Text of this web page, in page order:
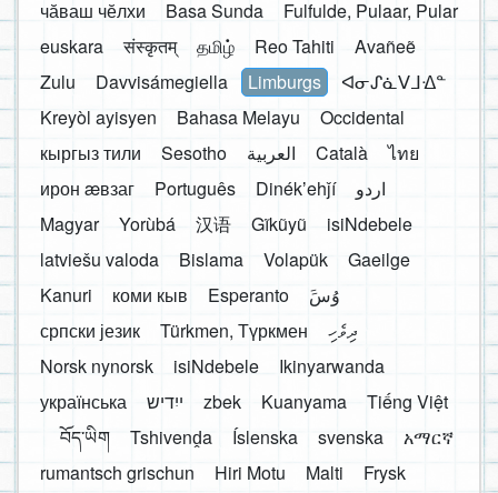
чӑваш чӗлхи
Basa Sunda
Fulfulde, Pulaar, Pular
euskara
संस्कृतम् தமிழ் Reo Tahiti
Avañeẽ
Zulu
Davvisámegiella Limburgs
ᐊᓂᔑᓈᐯᒧᐎᓐ
Kreyòl ayisyen
Bahasa Melayu
Occidental
кыргыз тили
Sesotho العربية Català
ไทย
ирон æвзаг
Português Dinékʼehǰí
اردو
Magyar
Yorùbá 汉语 Gĩkũyũ
isiNdebele
latviešu valoda
Bislama Volapük
Gaeilge
Kanuri
коми кыв Esperanto
َوُسَ
српски језик
Türkmen, Түркмен
ދިވެހި
Norsk nynorsk
isiNdebele
Ikinyarwanda
українська
ייִדיש zbek Kuanyama
Tiếng Việt
བོད་ཡིག
Tshivenḓa Íslenska svenska
አማርኛ
rumantsch grischun
Hiri Motu Malti
Frysk